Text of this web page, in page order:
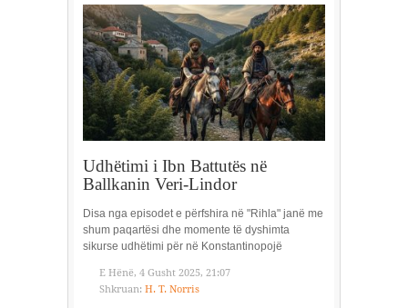
Udhëtimi i Ibn Battutës në
Ballkanin Veri-Lindor
Disa nga episodet e përfshira në "Rihla" janë me
shum paqartësi dhe momente të dyshimta
sikurse udhëtimi për në Konstantinopojë
E Hënë, 4 Gusht 2025, 21:07
Shkruan: H. T. Norris